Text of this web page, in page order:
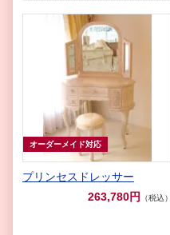
オーダーメイド対応
プリンセスドレッサー
263,780円
（税込）